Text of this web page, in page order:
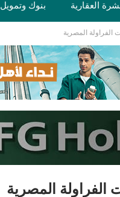
العقارية بنوك وتمويل
خدمات
الفراولة المصرية
الفراولة المصرية